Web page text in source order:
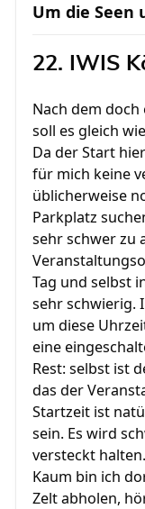
Um die Seen
22. IWIS
Nach dem
soll es gleich
Da der Start
für mich keine
üblicherweise
Parkplatz
sehr schwer zu
Tag und selbst
sehr schwierig.
um diese
eine
Rest: selbst ist
das der
Startzeit ist
sein. Es wird
versteckt halten.
Kaum bin ich
Zelt abholen,